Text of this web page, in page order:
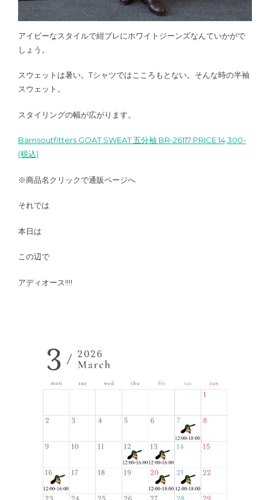
アイビーなスタイルで紺ブレにホワイトジーンズなんていかがで
しょう。
スウェットは暑い。Tシャツではこころもとない。そんな時の半袖
スウェット。
スタイリングの幅が広がります。
Barnsoutfitters GOAT SWEAT 五分袖 BR-26117 PRICE:14,300-
(税込)
※商品名クリックで通販ページへ
それでは
本日は
この辺で
アディオース!!!!